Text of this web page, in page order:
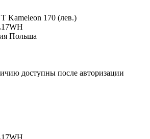
Польша
доступны после авторизации